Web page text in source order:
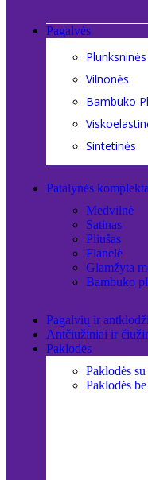
Pagalvės
Vilnonės
Bambuko
Sintetinės
Patalynės
Medvilnė
Satinas
Pliušas
Flanelė
Glamžyta
Bambuko
Pagalvių ir
Antčiužiniai ir
Paklodės
Paklodės
Paklodės